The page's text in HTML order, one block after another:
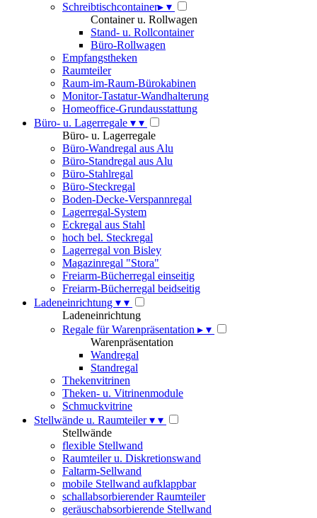
Schreibtischcontainer▸ ▾
Container u. Rollwagen
Stand- u. Rollcontainer
Büro-Rollwagen
Empfangstheken
Raumteiler
Raum-im-Raum-Bürokabinen
Monitor-Tastatur-Wandhalterung
Homeoffice-Grundausstattung
Büro- u. Lagerregale ▾ ▾
Büro- u. Lagerregale
Büro-Wandregal aus Alu
Büro-Standregal aus Alu
Büro-Stahlregal
Büro-Steckregal
Boden-Decke-Verspannregal
Lagerregal-System
Eckregal aus Stahl
hoch bel. Steckregal
Lagerregal von Bisley
Magazinregal "Stora"
Freiarm-Bücherregal einseitig
Freiarm-Bücherregal beidseitig
Ladeneinrichtung ▾ ▾
Ladeneinrichtung
Regale für Warenpräsentation ▸ ▾
Warenpräsentation
Wandregal
Standregal
Thekenvitrinen
Theken- u. Vitrinenmodule
Schmuckvitrine
Stellwände u. Raumteiler▾ ▾
Stellwände
flexible Stellwand
Raumteiler u. Diskretionswand
Faltarm-Sellwand
mobile Stellwand aufklappbar
schallabsorbierender Raumteiler
geräuschabsorbierende Stellwand